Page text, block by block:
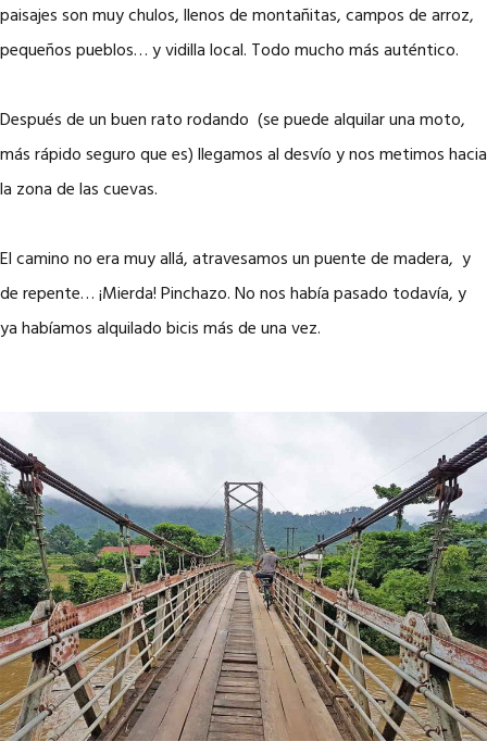
paisajes son muy chulos, llenos de montañitas, campos de arroz,
pequeños pueblos… y vidilla local. Todo mucho más auténtico.
Después de un buen rato rodando (se puede alquilar una moto,
más rápido seguro que es) llegamos al desvío y nos metimos hacia
la zona de las cuevas.
El camino no era muy allá, atravesamos un puente de madera, y
de repente… ¡Mierda! Pinchazo. No nos había pasado todavía, y
ya habíamos alquilado bicis más de una vez.